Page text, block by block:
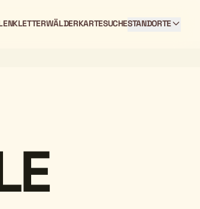
KLETTERWÄLDERKARTESUCHESTANDORTE